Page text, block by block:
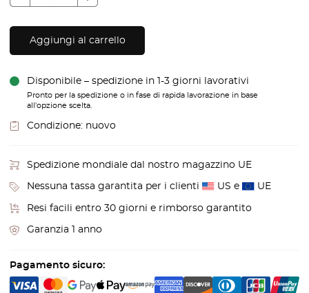
Aggiungi al carrello
Disponibile – spedizione in 1-3 giorni lavorativi
Pronto per la spedizione o in fase di rapida lavorazione in base
all'opzione scelta.
Condizione: nuovo
Spedizione mondiale dal nostro magazzino UE
Nessuna tassa garantita per i clienti US e UE
Resi facili entro 30 giorni e rimborso garantito
Garanzia 1 anno
Pagamento sicuro: